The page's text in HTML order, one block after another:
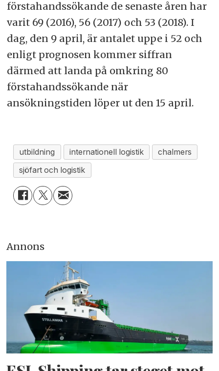
förstahandssökande de senaste åren har
varit 69 (2016), 56 (2017) och 53 (2018). I
dag, den 9 april, är antalet uppe i 52 och
enligt prognosen kommer siffran
därmed att landa på omkring 80
förstahandssökande när
ansökningstiden löper ut den 15 april.
utbildning internationell logistik
chalmers
sjöfart och logistik
Annons